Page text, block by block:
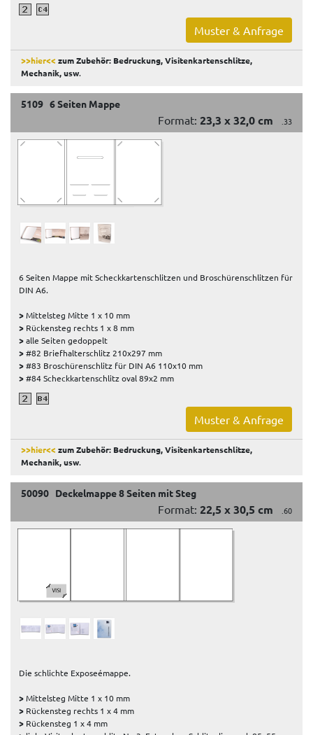
Muster & Anfrage
>>hier<<zum Zubehör: Bedruckung, Visitenkartenschlitze,
Mechanik, usw.
5109 6 Seiten Mappe
Format: 23,3 x 32,0 cm .33
6 Seiten Mappe mit Scheckkartenschlitzen und Broschürenschlitzen für
DIN A6.
>Mittelsteg Mitte 1 x 10 mm
> Rückensteg rechts 1 x 8 mm
>alle Seiten gedoppelt
>#82 Briefhalterschlitz 210x297 mm
>#83 Broschürenschlitz für DIN A6 110x10 mm
>#84 Scheckkartenschlitz oval 89x2 mm
Muster & Anfrage
>>hier<<zum Zubehör: Bedruckung, Visitenkartenschlitze,
Mechanik, usw.
50090 Deckelmappe 8 Seiten mit Steg
Format: 22,5 x 30,5 cm .60
Die schlichte Exposeémappe.
>Mittelsteg Mitte 1 x 10 mm
> Rückensteg rechts 1 x 4 mm
> Rückensteg 1 x 4 mm